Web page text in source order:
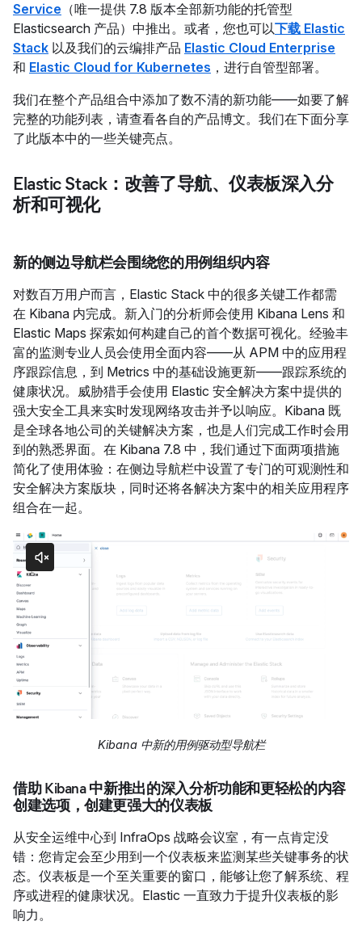
Service （唯一提供 7.8 版本全部新功能的托管型
Elasticsearch 产品）中推出。或者，您也可以下载 Elastic
Stack 以及我们的云编排产品 Elastic Cloud Enterprise
和 Elastic Cloud for Kubernetes ，进行自管型部署。
我们在整个产品组合中添加了数不清的新功能——如要了解
完整的功能列表，请查看各自的产品博文。我们在下面分享
了此版本中的一些关键亮点。
Elastic Stack：改善了导航、仪表板深入分
析和可视化
新的侧边导航栏会围绕您的用例组织内容
对数百万用户而言，Elastic Stack 中的很多关键工作都需
在 Kibana 内完成。新入门的分析师会使用 Kibana Lens 和
Elastic Maps 探索如何构建自己的首个数据可视化。经验丰
富的监测专业人员会使用全面内容——从 APM 中的应用程
序跟踪信息，到 Metrics 中的基础设施更新——跟踪系统的
健康状况。威胁猎手会使用 Elastic 安全解决方案中提供的
强大安全工具来实时发现网络攻击并予以响应。Kibana 既
是全球各地公司的关键解决方案，也是人们完成工作时会用
到的熟悉界面。在 Kibana 7.8 中，我们通过下面两项措施
简化了使用体验：在侧边导航栏中设置了专门的可观测性和
安全解决方案版块，同时还将各解决方案中的相关应用程序
组合在一起。
Kibana 中新的用例驱动型导航栏
借助 Kibana 中新推出的深入分析功能和更轻松的内容
创建选项，创建更强大的仪表板
从安全运维中心到 InfraOps 战略会议室，有一点肯定没
错：您肯定会至少用到一个仪表板来监测某些关键事务的状
态。仪表板是一个至关重要的窗口，能够让您了解系统、程
序或进程的健康状况。Elastic 一直致力于提升仪表板的影
响力。